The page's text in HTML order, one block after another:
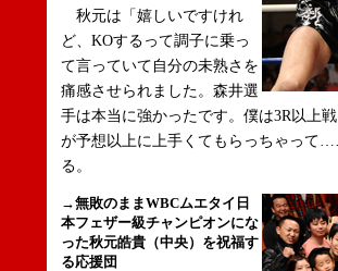
秋元は「嬉しいですけれ
ど、KOするって調子に乗っ
て言っていて自分の未熟さを
痛感させられました。森井選
手は本当に強かったです。僕は3R以上
が予想以上に上手くてもらっちゃって
る。
→無敗のままWBCムエタイ日
本フェザー級チャンピオンにな
った秋元皓貴（中央）を祝福す
る応援団